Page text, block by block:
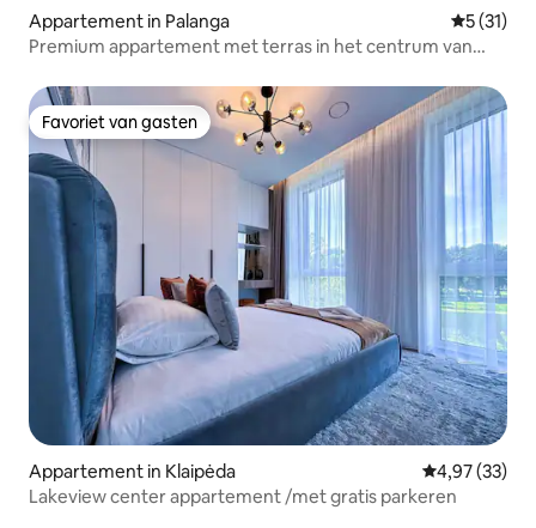
Appartement in Palanga
5 (31)
Premium appartement met terras in het centrum van
Favoriet van gasten
Favoriet van gasten
Appartement in Klaipėda Gemiddelde
4,97 (33)
Lakeview center appartement /met gratis parkeren